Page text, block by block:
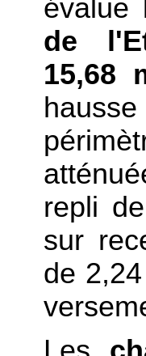
évalue
de
15,68
repli
sur
de